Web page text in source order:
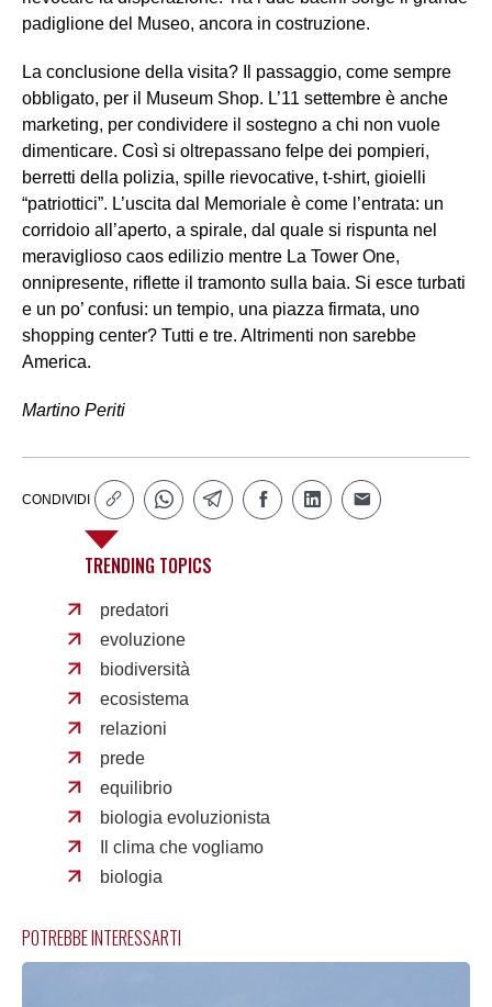
padiglione del Museo, ancora in costruzione.
La conclusione della visita? Il passaggio, come sempre
obbligato, per il Museum Shop. L’11 settembre è anche
marketing, per condividere il sostegno a chi non vuole
dimenticare. Così si oltrepassano felpe dei pompieri,
berretti della polizia, spille rievocative, t-shirt, gioielli
“patriottici”. L’uscita dal Memoriale è come l’entrata: un
corridoio all’aperto, a spirale, dal quale si rispunta nel
meraviglioso caos edilizio mentre La Tower One,
onnipresente, riflette il tramonto sulla baia. Si esce turbati
e un po’ confusi: un tempio, una piazza firmata, uno
shopping center? Tutti e tre. Altrimenti non sarebbe
America.
Martino Periti
CONDIVIDI
TRENDING TOPICS
predatori
evoluzione
biodiversità
ecosistema
relazioni
prede
equilibrio
biologia evoluzionista
Il clima che vogliamo
biologia
POTREBBE INTERESSARTI